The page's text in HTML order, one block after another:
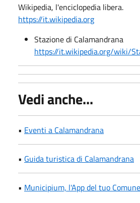
Wikipedia, l'enciclopedia libera.
https://it.wikipedia.org
Stazione di Calamandrana
https://it.wikipedia.org/wiki/
Vedi anche...
• Eventi a Calamandrana
• Guida turistica di Calamandrana
• Municipium, l'App del tuo Comune